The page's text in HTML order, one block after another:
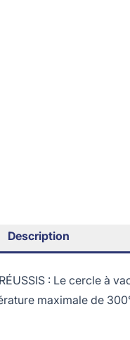
Description
RÉUSSIS : Le cercle
maximale de